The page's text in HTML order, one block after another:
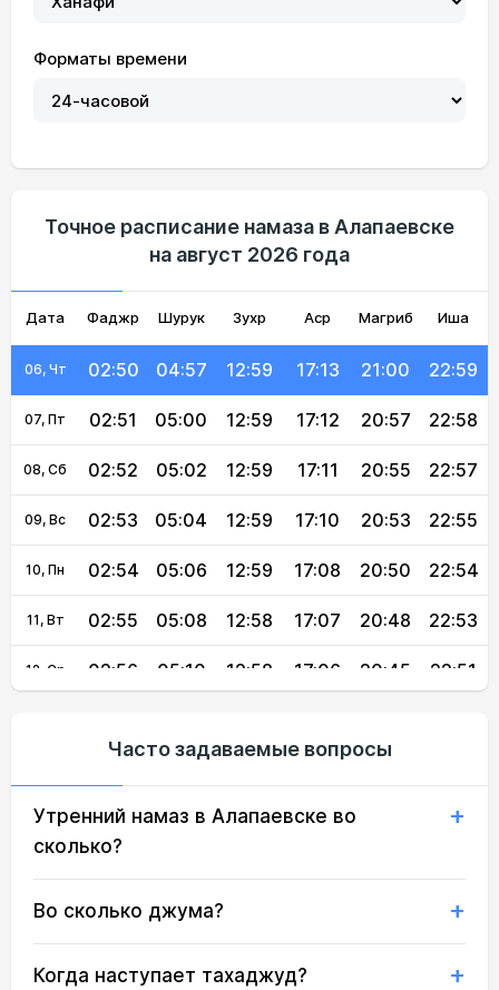
Форматы времени
Точное расписание намаза в Алапаевске
на август 2026 года
Дата Фаджр Шурук Зухр Аср Магриб Иша
02, Вс 02:46 04:49 13:00 17:17 21:09 23:04
03, Пн 02:47 04:51 12:59 17:16 21:07 23:03
17:15
05, Ср 02:49 04:55 12:59 17:14 21:02 23:00
06, Чт 02:50 04:57 12:59 17:13 21:00 22:59
07, Пт 02:51 05:00 12:59 17:12 20:57 22:58
08, Сб 02:52 05:02 12:59 17:11 20:55 22:57
09, Вс 02:53 05:04 12:59 17:10 20:53 22:55
10, Пн 02:54 05:06 12:59 17:08 20:50 22:54
11, Вт 02:55 05:08 12:58 17:07 20:48 22:53
12, Ср 02:56 05:10 12:58 17:06 20:45 22:51
15, Сб 02:58 05:17 12:58 17:02 22:47
17, Пн 03:00 05:21 22:45
18, Вт 03:01 05:23 12:57 16:58 22:43
Часто задаваемые вопросы
Утренний намаз в Алапаевске во
сколько?
Во сколько джума?
Когда наступает тахаджуд?